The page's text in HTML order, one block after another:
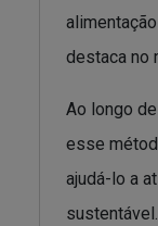
destaca no
Ao longo
esse
ajudá-lo a
sustentável.